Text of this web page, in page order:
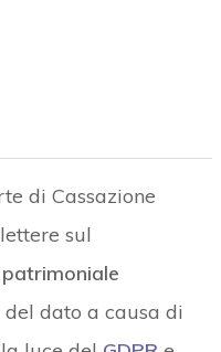
di Cassazione
sul
dato a causa di